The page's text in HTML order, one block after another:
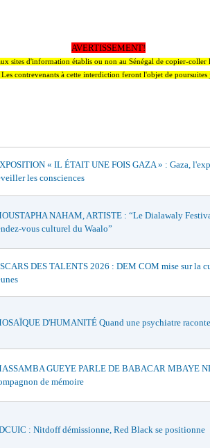
AVERTISSEMENT!
sites d'information établis ou non au Sénégal de copier-coller
contrevenants à cette interdiction feront l'objet de poursuites
« IL ÉTAIT UNE FOIS GAZA » : Gaza,
les consciences
NAHAM, ARTISTE : “Le Dialawaly
vous culturel du Waalo”
DES TALENTS 2026 : DEM COM mise sur la
D'HUMANITÉ Quand une psychiatre
GUEYE PARLE DE BABACAR MBAYE
de mémoire
: Nitdoff démissionne, Red Black se positionne